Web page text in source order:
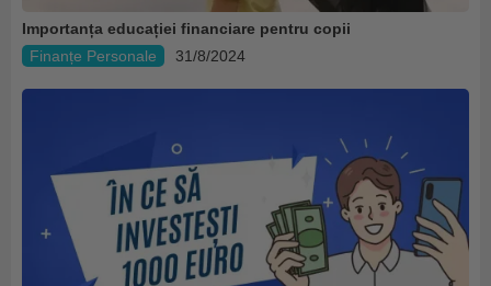
Importanța educației financiare pentru copii
Finanțe Personale
31/8/2024